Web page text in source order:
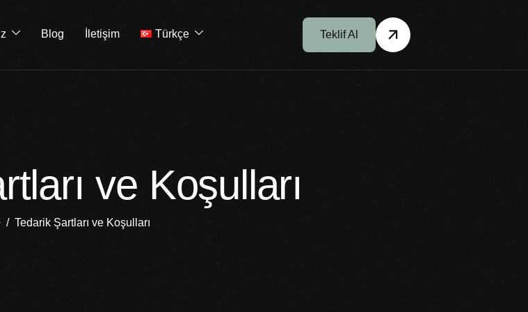
Blog İletişim Türkçe Teklif Al
ve Koşulları
Tedarik Şartları ve Koşulları